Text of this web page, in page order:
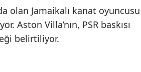
olan Jamaikalı kanat oyuncusu
Aston Villa’nın, PSR baskısı
belirtiliyor.